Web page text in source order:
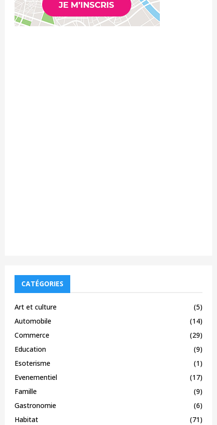
CATÉGORIES
Art et culture
(5)
Automobile
(14)
Commerce
(29)
Education
(9)
Esoterisme
(1)
Evenementiel
(17)
Famille
(9)
Gastronomie
(6)
Habitat
(71)